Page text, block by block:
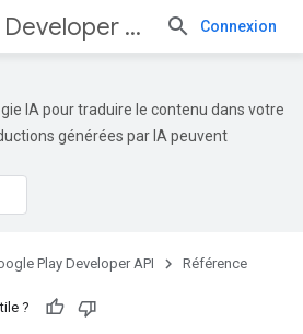
API Connexion
IA pour traduire le contenu dans votre
générées par IA peuvent
Play Developer API Référence
?